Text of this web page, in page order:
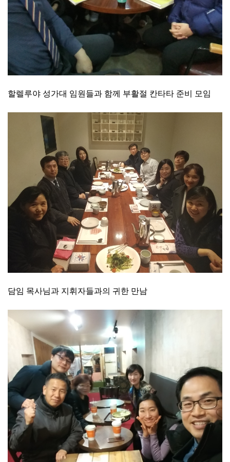
할렐루야 성가대 임원들과 함께 부활절 칸타타 준비 모임
담임 목사님과 지휘자들과의 귀한 만남